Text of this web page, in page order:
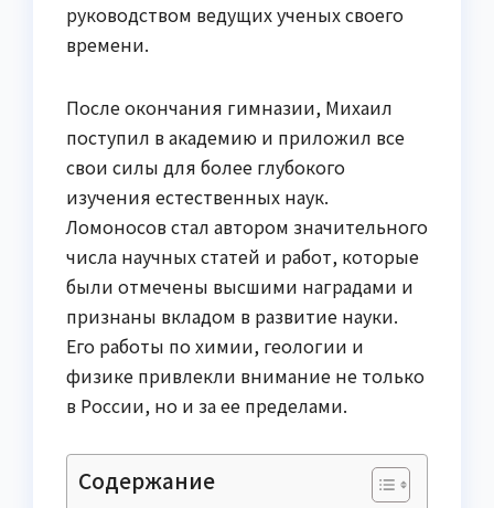
руководством ведущих ученых своего
времени.
После окончания гимназии, Михаил
поступил в академию и приложил все
свои силы для более глубокого
изучения естественных наук.
Ломоносов стал автором значительного
числа научных статей и работ, которые
были отмечены высшими наградами и
признаны вкладом в развитие науки.
Его работы по химии, геологии и
физике привлекли внимание не только
в России, но и за ее пределами.
Содержание